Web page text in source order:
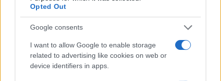
Opted Out
Google consents
I want to allow Google to enable storage
related to advertising like cookies on web or
device identifiers in apps.
Sostenibilità
ESG Aziende